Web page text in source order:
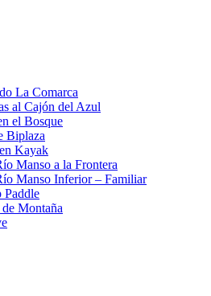
La Comarca
al Cajón del Azul
el Bosque
Biplaza
Kayak
Manso a la Frontera
Manso Inferior – Familiar
Paddle
Montaña